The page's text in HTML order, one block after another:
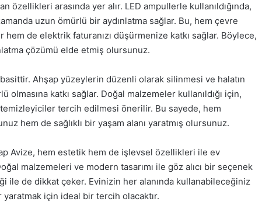
özellikleri arasında yer alır. LED ampullerle kullanıldığında,
uzun ömürlü bir aydınlatma sağlar. Bu, hem çevre
hem de elektrik faturanızı düşürmenize katkı sağlar. Böylece,
çözümü elde etmiş olursunuz.
Ahşap yüzeylerin düzenli olarak silinmesi ve halatın
olmasına katkı sağlar. Doğal malzemeler kullanıldığı için,
tercih edilmesi önerilir. Bu sayede, hem
hem de sağlıklı bir yaşam alanı yaratmış olursunuz.
Avize, hem estetik hem de işlevsel özellikleri ile ev
malzemeleri ve modern tasarımı ile göz alıcı bir seçenek
ile de dikkat çeker. Evinizin her alanında kullanabileceğiniz
için ideal bir tercih olacaktır.